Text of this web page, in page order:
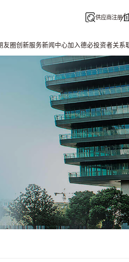
供应商注册
友圈创新服务新闻中心加入德必投资者关系